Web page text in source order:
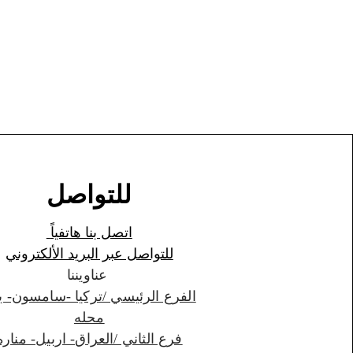
للتواصل
اتصل بنا هاتفياً
للتواصل عبر البريد الألكتروني
الفرع الرئيسي /تركيا -سامسون-
محله
فرع الثاني /العراق- اربيل-